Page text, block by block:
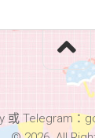
或 Telegram：